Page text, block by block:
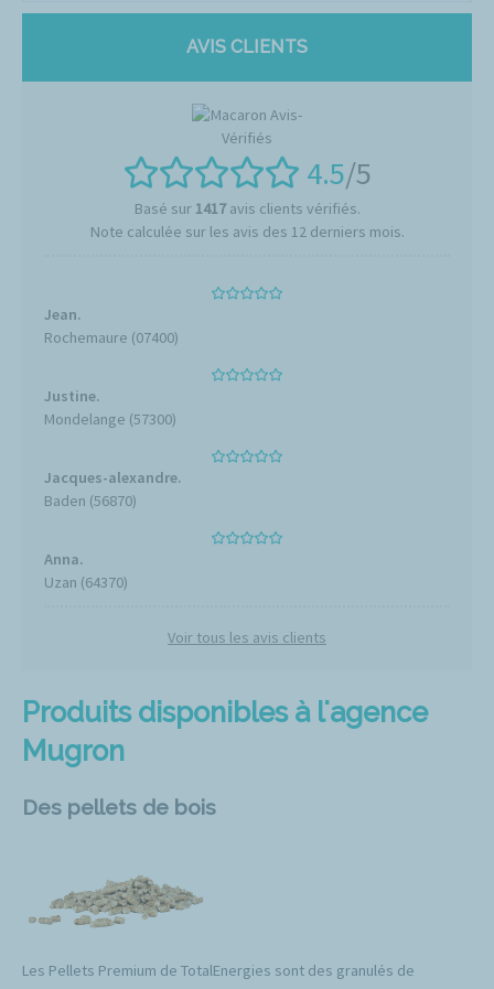
Produits disponibles à l'agence
Mugron
Des pellets de bois
Les Pellets Premium de TotalEnergies sont des granulés de
AVIS CLIENTS
4.5/5
Basé sur 1417avis clients vérifiés.
Note calculée sur les avis des 12 derniers mois.
Jean.
Rochemaure (07400)
Justine.
Mondelange (57300)
Jacques-alexandre.
Baden (56870)
Anna.
Uzan (64370)
Voir tous les avis clients